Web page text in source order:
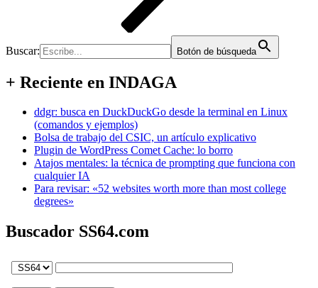
Buscar: Botón de búsqueda
+ Reciente en INDAGA
ddgr: busca en DuckDuckGo desde la terminal en Linux
(comandos y ejemplos)
Bolsa de trabajo del CSIC, un artículo explicativo
Plugin de WordPress Comet Cache: lo borro
Atajos mentales: la técnica de prompting que funciona con
cualquier IA
Para revisar: «52 websites worth more than most college
degrees»
Buscador SS64.com